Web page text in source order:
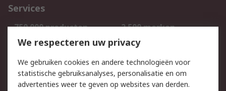
Services
750.000 producten
2.500 merken
Bestellen
Inkoopoplossingen
Track & Trace
We respecteren uw privacy
We gebruiken cookies en andere technologieën voor
statistische gebruiksanalyses, personalisatie en om
advertenties weer te geven op websites van derden.